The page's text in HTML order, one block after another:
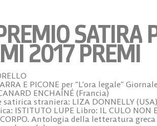
SATIRA
2017 PREMI
E PICONE per “L’ora legale”
ENCHAÎNÉ (Francia)
straniera: LIZA DONNELLY (USA)
ISTITUTO LUPE Libro: IL CULO NON
Antologia della letteratura